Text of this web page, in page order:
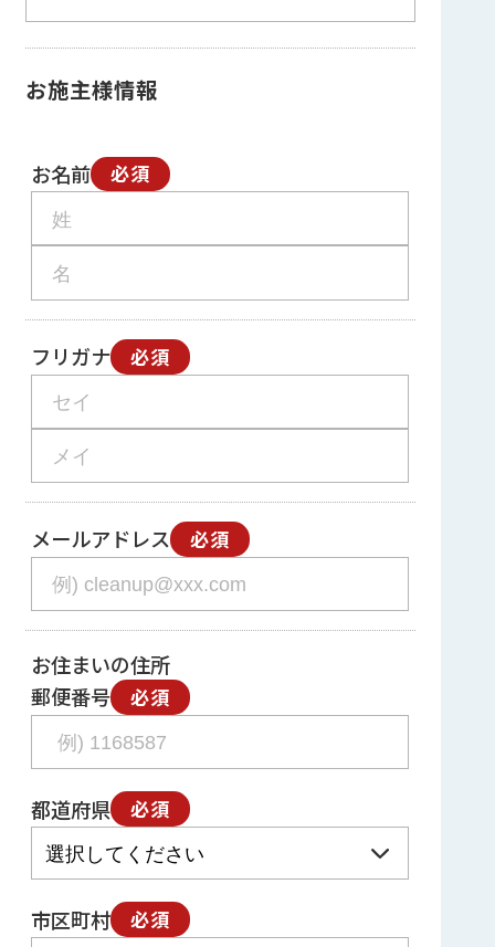
お施主様情報
お名前 必須
フリガナ 必須
メールアドレス 必須
お住まいの住所
郵便番号
必須
都道府県 必須
市区町村 必須